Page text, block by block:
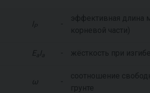
lP -
эффективная длина
корневой части)
E a I a - жёсткость при
ω -
соотношение
грунте